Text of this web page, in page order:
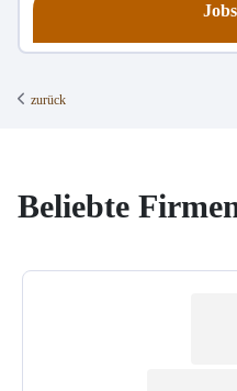
zurück
Beliebte